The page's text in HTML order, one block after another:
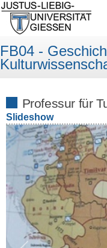
FB04 -
Professur für
Slideshow